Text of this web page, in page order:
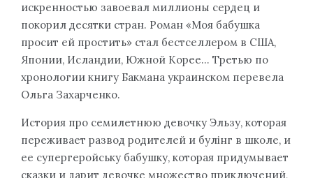
искренностью завоевал миллионы сердец и
покорил десятки стран. Роман «Моя бабушка
просит ей простить» стал бестселлером в США,
Японии, Исландии, Южной Корее… Третью по
хронологии книгу Бакмана украинском перевела
Ольга Захарченко.
История про семилетнюю девочку Эльзу, которая
переживает развод родителей и булінг в школе, и
ее супергеройську бабушку, которая придумывает
сказки и дарит девочке множество приключений,